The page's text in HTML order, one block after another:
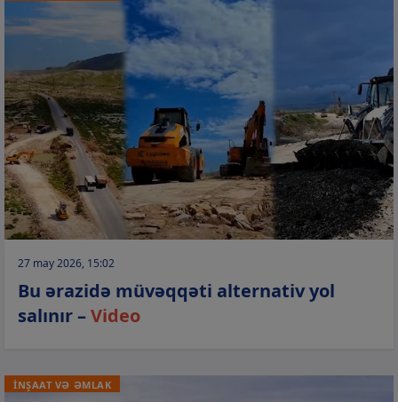
27 may 2026, 15:02
Bu ərazidə müvəqqəti alternativ yol
salınır –Video
İNŞAAT VƏ ƏMLAK